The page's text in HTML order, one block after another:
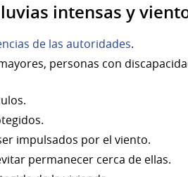
intensas y
de las autoridades.
personas con
impulsados por el viento.
permanecer cerca de ellas.